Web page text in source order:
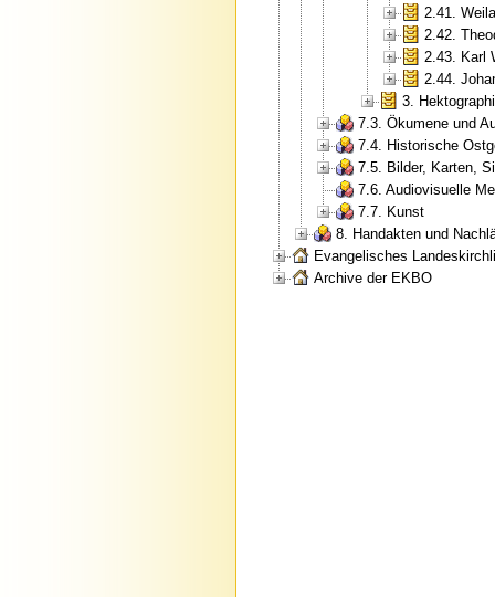
2.41.
2.42.
2.43. Karl
2.44.
3.
7.3. Ökumene und
7.4. Historische
7.5. Bilder, Karten,
7.6. Audiovisuelle
7.7. Kunst
8. Handakten und
Evangelisches
Archive der EKBO